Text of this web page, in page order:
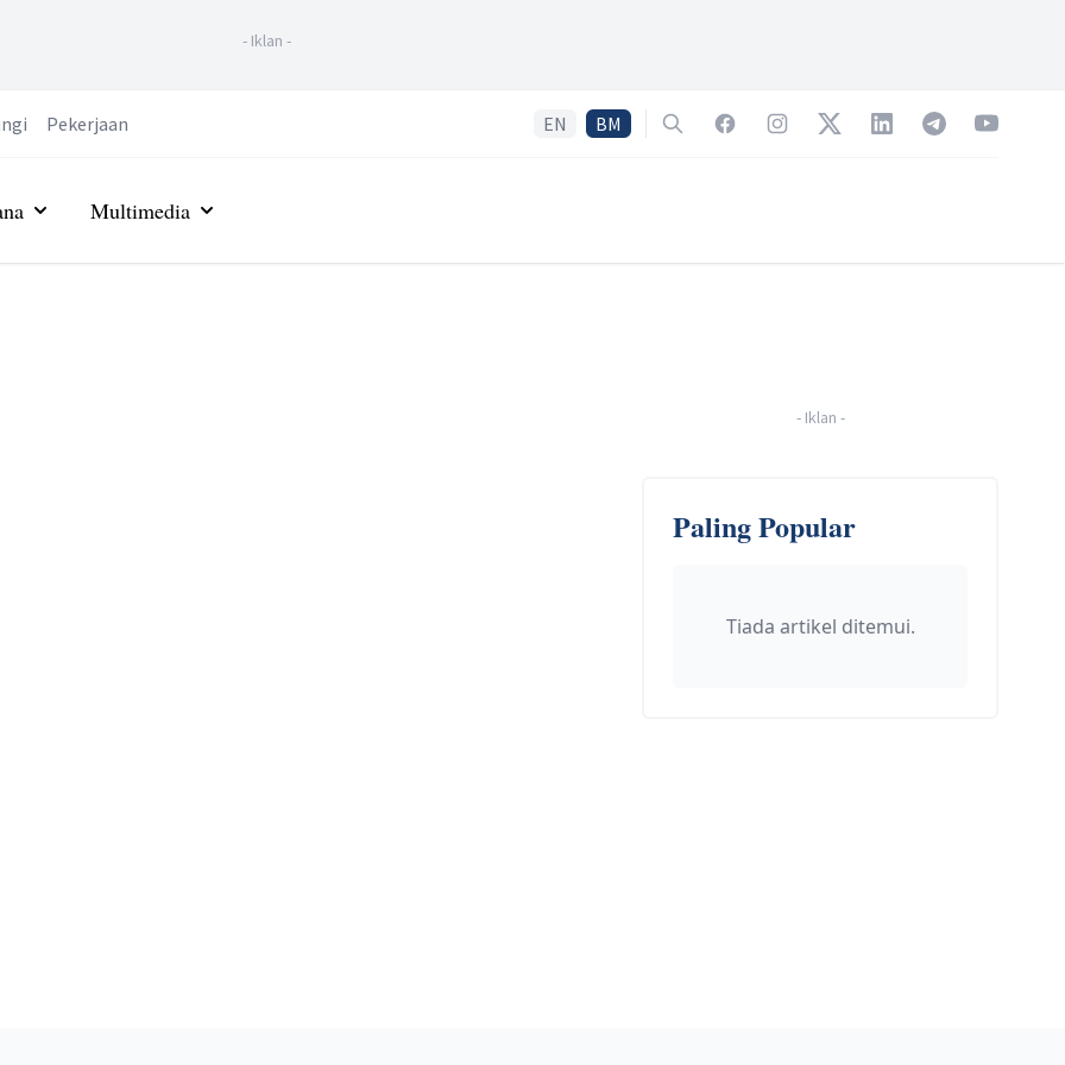
- Iklan -
Pekerjaan EN BM SearchFacebookInstagramTwitterLinkedInTelegramYouTube
Multimedia
- Iklan -
Paling Popular
Tiada artikel ditemui.